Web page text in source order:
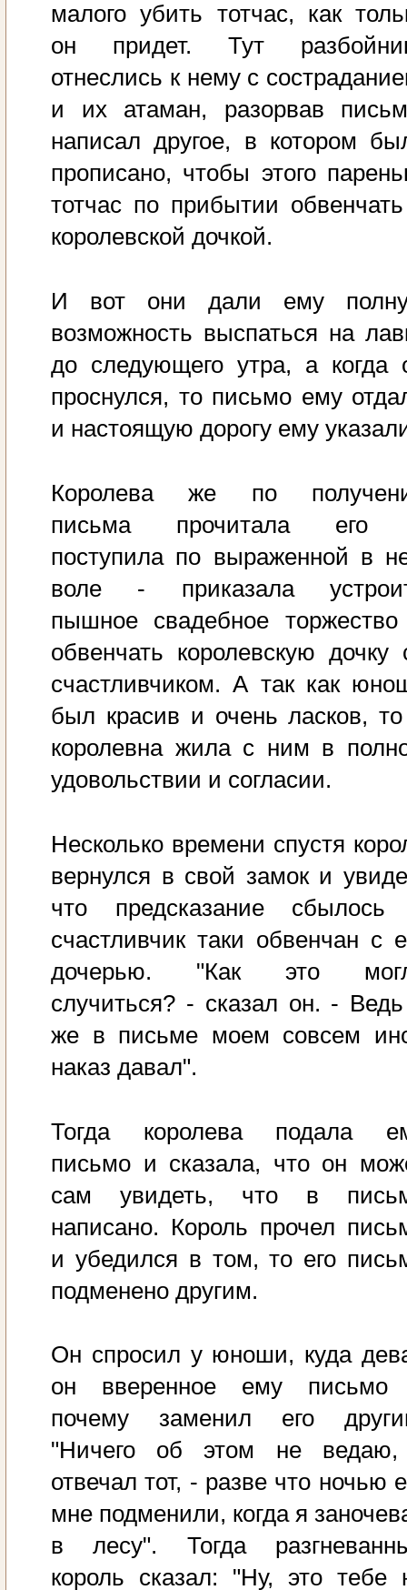
малого убить тотчас, как
он придет. Тут
отнеслись к нему с
и их атаман, разорвав
написал другое, в котором
прописано, чтобы этого
тотчас по прибытии
королевской дочкой.
И вот они дали ему
возможность выспаться на
до следующего утра, а когда
проснулся, то письмо ему
и настоящую дорогу ему
Королева же по
письма прочитала его
поступила по выраженной в
воле - приказала
пышное свадебное
обвенчать королевскую дочку
счастливчиком. А так как
был красив и очень ласков,
королевна жила с ним в
удовольствии и согласии.
Несколько времени спустя
вернулся в свой замок и
что предсказание
счастливчик таки обвенчан с
дочерью. "Как это
случиться? - сказал он. -
же в письме моем совсем
наказ давал".
Тогда королева подала
письмо и сказала, что он
сам увидеть, что в
написано. Король прочел
и убедился в том, то его
подменено другим.
Он спросил у юноши, куда
он вверенное ему
почему заменил его
"Ничего об этом не
отвечал тот, - разве что ночью
мне подменили, когда я
в лесу". Тогда
король сказал: "Ну, это тебе